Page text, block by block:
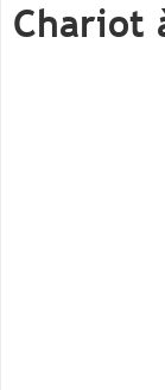
Chariot